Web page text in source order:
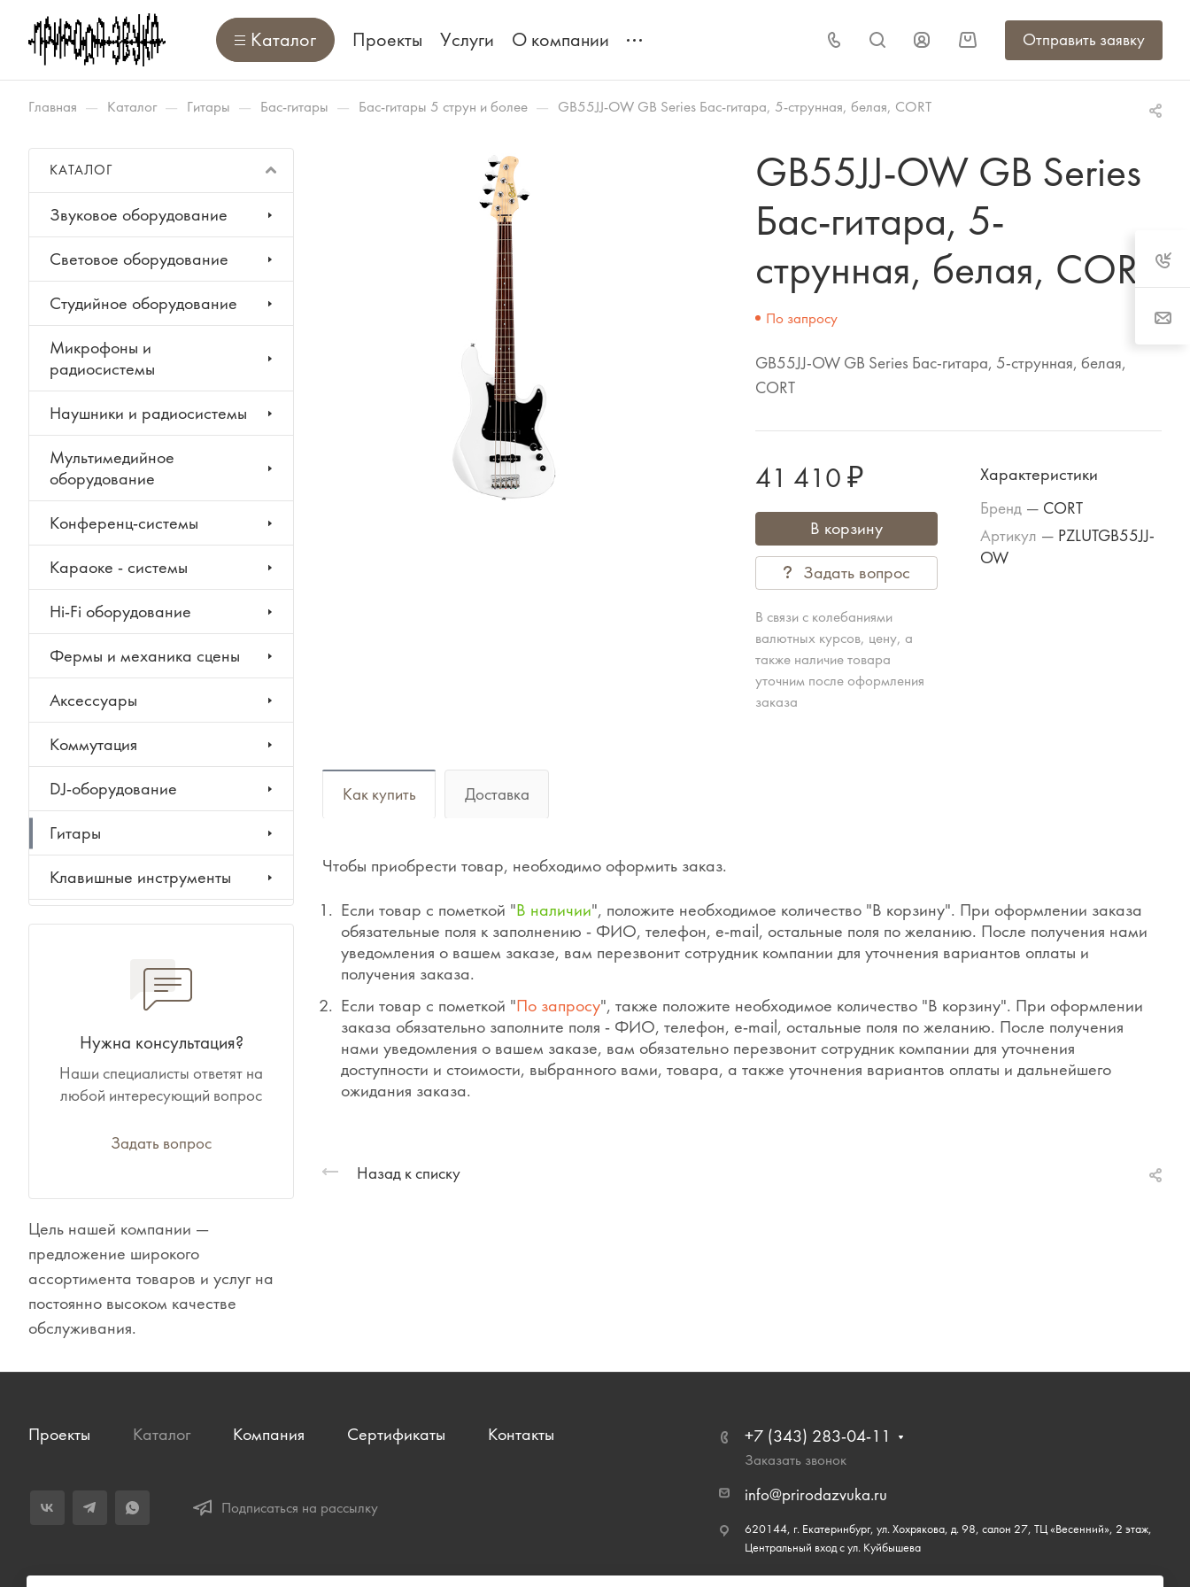
Каталог Проекты Услуги О компании Отправить заявку
Главная — Каталог — Гитары — Бас-гитары — Бас-гитары 5 струн и более — GB55JJ-OW GB Series Бас-гитара, 5-струнная, белая, CORT
GB55JJ-OW GB Series
Бас-гитара, 5-
струнная, белая, CORT
По запросу
GB55JJ-OW GB Series Бас-гитара, 5-струнная, белая,
CORT
41 410 ₽
В корзину
Задать вопрос
В связи с колебаниями
валютных курсов, цену, а
также наличие товара
уточним после оформления
заказа
Характеристики
Бренд — CORT
Артикул — PZLUTGB55JJ-
OW
Как купить Доставка
Чтобы приобрести товар, необходимо оформить заказ.
Если товар с пометкой "В наличии", положите необходимое количество "В корзину". При оформлении заказа
обязательные поля к заполнению - ФИО, телефон, e-mail, остальные поля по желанию. После получения нами
уведомления о вашем заказе, вам перезвонит сотрудник компании для уточнения вариантов оплаты и
получения заказа.
Если товар с пометкой "По запросу", также положите необходимое количество "В корзину". При оформлении
заказа обязательно заполните поля - ФИО, телефон, e-mail, остальные поля по желанию. После получения
нами уведомления о вашем заказе, вам обязательно перезвонит сотрудник компании для уточнения
доступности и стоимости, выбранного вами, товара, а также уточнения вариантов оплаты и дальнейшего
ожидания заказа.
Назад к списку
КАТАЛОГ
Звуковое оборудование
Световое оборудование
Студийное оборудование
Микрофоны и
радиосистемы
Наушники и радиосистемы
Мультимедийное
оборудование
Конференц-системы
Караоке - системы
Hi-Fi оборудование
Фермы и механика сцены
Аксессуары
Коммутация
DJ-оборудование
Гитары
Клавишные инструменты
Ударные инструменты
Духовые инструменты
Классические инструменты
Народные инструменты
Баяны, аккордеоны,
Одежда
Нужна консультация?
Наши специалисты ответят на
любой интересующий вопрос
Задать вопрос
Цель нашей компании —
предложение широкого
ассортимента товаров и услуг на
постоянно высоком качестве
обслуживания.
Проекты Каталог Компания Сертификаты Контакты
Подписаться на рассылку
+7 (343) 283-04-11
Заказать звонок
info@prirodazvuka.ru
620144, г. Екатеринбург, ул. Хохрякова, д. 98, салон 27, ТЦ «Весенний», 2 этаж,
Центральный вход с ул. Куйбышева